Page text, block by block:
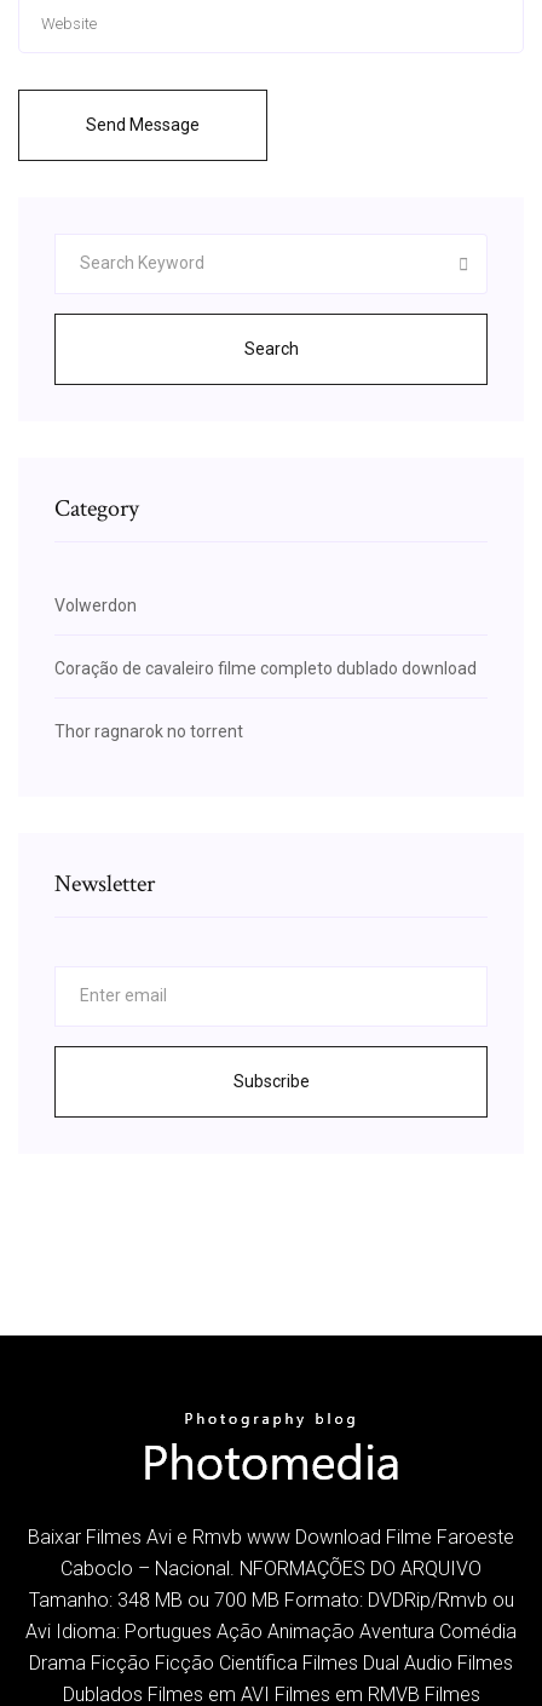
Send Message
Search
Category
Volwerdon
Coração de cavaleiro filme completo dublado download
Thor ragnarok no torrent
Newsletter
Subscribe
Baixar Filmes Avi e Rmvb www Download Filme Faroeste
Caboclo – Nacional. NFORMAÇÕES DO ARQUIVO
Tamanho: 348 MB ou 700 MB Formato: DVDRip/Rmvb ou
Avi Idioma: Portugues Ação Animação Aventura Comédia
Drama Ficção Ficção Científica Filmes Dual Audio Filmes
Dublados Filmes em AVI Filmes em RMVB Filmes